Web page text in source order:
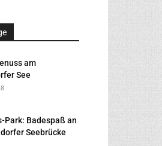
am
See
Park: Badespaß an
Seebrücke